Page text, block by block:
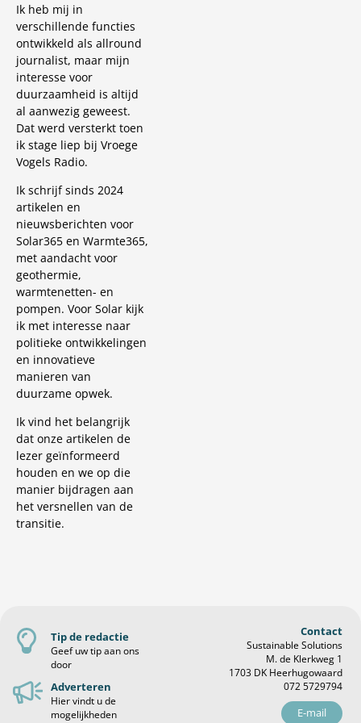
Ik heb mij in
verschillende functies
ontwikkeld als allround
journalist, maar mijn
interesse voor
duurzaamheid is altijd
al aanwezig geweest.
Dat werd versterkt toen
ik stage liep bij Vroege
Vogels Radio.
Ik schrijf sinds 2024
artikelen en
nieuwsberichten voor
Solar365 en Warmte365,
met aandacht voor
geothermie,
warmtenetten- en
pompen. Voor Solar kijk
ik met interesse naar
politieke ontwikkelingen
en innovatieve
manieren van
duurzame opwek.
Ik vind het belangrijk
dat onze artikelen de
lezer geïnformeerd
houden en we op die
manier bijdragen aan
het versnellen van de
transitie.
Tip de redactie
Geef uw tip aan ons
door
Adverteren
Hier vindt u de
mogelijkheden
Contact
Sustainable Solutions
M. de Klerkweg 1
1703 DK Heerhugowaard
072 5729794
E-mail